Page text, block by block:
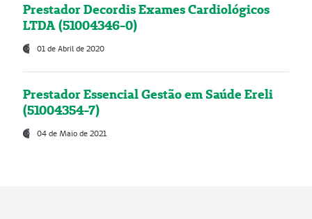
Prestador Decordis Exames Cardiológicos
LTDA (51004346-0)
01 de Abril de 2020
Prestador Essencial Gestão em Saúde Ereli
(51004354-7)
04 de Maio de 2021